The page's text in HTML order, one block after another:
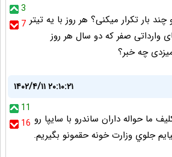
3
7 بار تکرار میکنی؟ هر روز با یه تیتر
وارداتی صفر که دو سال هر روز
چه خبر؟
۱۴۰۲/۴/۱۱ ۲۰:۱۰:۲۱
11
16 ما حواله داران ساندرو با سايپا رو
جلوي وزارت خونه حقمونو بگيريم.